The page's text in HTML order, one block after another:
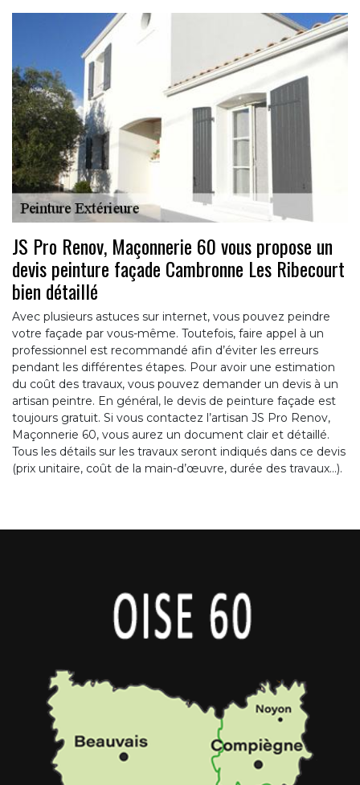
JS Pro Renov, Maçonnerie 60 vous propose un
devis peinture façade Cambronne Les Ribecourt
bien détaillé
Avec plusieurs astuces sur internet, vous pouvez peindre
votre façade par vous-même. Toutefois, faire appel à un
professionnel est recommandé afin d’éviter les erreurs
pendant les différentes étapes. Pour avoir une estimation
du coût des travaux, vous pouvez demander un devis à un
artisan peintre. En général, le devis de peinture façade est
toujours gratuit. Si vous contactez l’artisan JS Pro Renov,
Maçonnerie 60, vous aurez un document clair et détaillé.
Tous les détails sur les travaux seront indiqués dans ce devis
(prix unitaire, coût de la main-d’œuvre, durée des travaux…).